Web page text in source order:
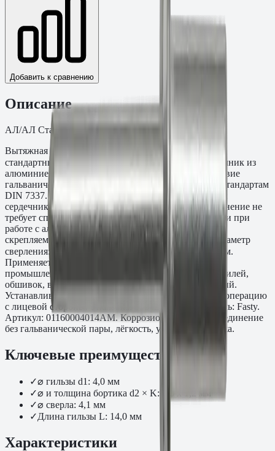
Добавить к сравнению
Описание
АЛ/АЛ Стандартный бортик. Упаковка: 500.
Вытяжная заклёпка Алюминий/алюминий (Al/Al),
стандартный бортик, ∅4,0×14,0 мм. Корпус и сердечник из
алюминиевого сплава — минимальный вес, отсутствие
гальванической коррозии. Материал соответствует стандартам
DIN 7337. Корпус — алюминиевый сплав Al Mg 2,5;
сердечник — алюминиевый сплав Al Mg 3,5. Соединение не
требует специальной защиты от контактной коррозии при
работе с алюминиевыми конструкциями. Толщина
скрепляемого пакета материалов E: 8,5 - 10,5 мм. Диаметр
сверления: 4,1 мм. Параметры бортика: ∅8,0 x 1,2 мм.
Применяется в авиационной, автомобильной
промышленности, при монтаже алюминиевых профилей,
обшивок, воздуховодов и лёгких металлоконструкций.
Устанавливается вытяжным заклёпочником за одну операцию
с лицевой стороны. Упаковка: 500 шт. Производитель: Fasty.
Артикул: 01160004014AM. Коррозионно-стойкое соединение
без гальванической пары, лёгкость, удобство монтажа.
Ключевые преимущества
✓⌀ гильзы d1: 4,0 мм
✓⌀ и толщина бортика d2 × K: 8,0 x 1,2 мм
✓⌀ сверла: 4,1 мм
✓Длина гильзы L: 14,0 мм
Характеристики